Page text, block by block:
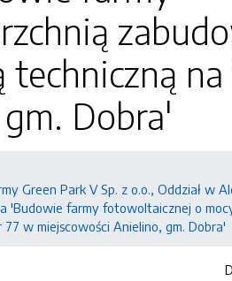
Dobra'
Green Park V Sp. z o.o., Oddział w
'Budowie farmy fotowoltaicznej o
w miejscowości Anielino, gm. Dobra'